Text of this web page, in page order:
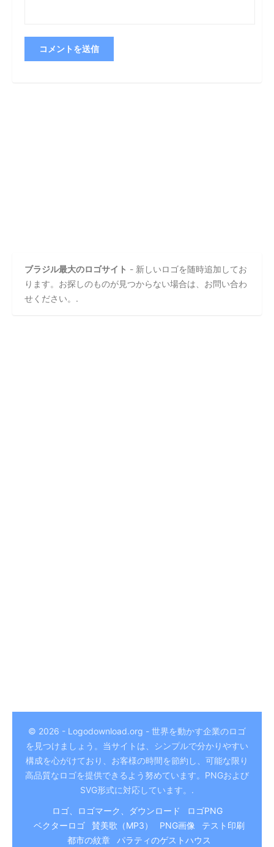
ブラジル最大のロゴサイト - 新しいロゴを随時追加してお
ります。お探しのものが見つからない場合は、お問い合わ
せください。.
© 2026 - Logodownload.org - 世界を動かす企業のロゴ
を見つけましょう。当サイトは、シンプルで分かりやすい
構成を心がけており、お客様の時間を節約し、可能な限り
高品質なロゴを提供できるよう努めています。PNGおよび
SVG形式に対応しています。.
ロゴ、ロゴマーク、ダウンロード
ロゴPNG
ベクターロゴ
賛美歌（MP3） PNG画像
テスト印刷
都市の紋章
パラティのゲストハウス
Arabic
Italian
Chinese
Hindi
German